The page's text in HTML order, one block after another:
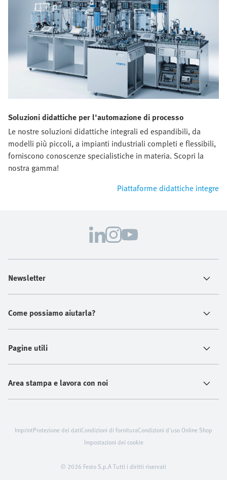
Soluzioni didattiche per l'automazione di processo
Le nostre soluzioni didattiche integrali ed espandibili, da
modelli più piccoli, a impianti industriali completi e flessibili,
forniscono conoscenze specialistiche in materia. Scopri la
nostra gamma!
Piattaforme didattiche integre
Newsletter
Come possiamo aiutarla?
Pagine utili
Area stampa e lavora con noi
© 2026 Festo S.p.A Tutti i diritti riservati
ImprintProtezione dei datiCondizioni di fornituraCondizioni d'uso Online Shop
Impostazioni dei cookie